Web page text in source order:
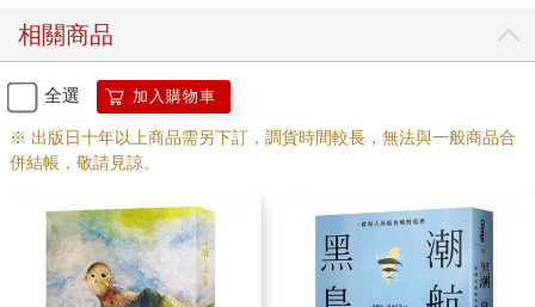
去恆星。十五歲那年他們不再帶著奧杜邦去山徑尋鳥，牠已經老
到髖關節無法負荷過量步行。十八歲那年奧杜邦決心讓狄子獨自
面對世界，牠在動物醫院的病房裡撐到狄子從考場回來，用牠巨
大、足以容納一家人的愛情與回憶的頭顱最後一次占據狄子的
十的奧杜邦），用這一生中最流暢無比的節奏，唸出一段媽媽書
架上一本書裡王爾德的句子：「如果你想要有一朵紅玫瑰，你要
在午夜的月光下用歌聲孕育，然後用自己心臟的血去染紅它。」
每一個音節狄子媽媽都聽得清楚無比，並且把這段話抄在她的電
相關商品
全選 加入購物車
※ 出版日十年以上商品需另下訂，調貨時間較長，無法與一般商品合
併結帳，敬請見諒。